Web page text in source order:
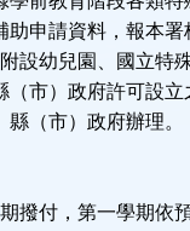
申請資料，報本署
設幼兒園、國立特
市）政府許可設立
（市）政府辦理。
撥付，第一學期依